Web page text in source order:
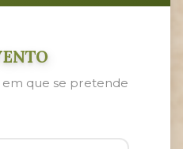
que se pretende